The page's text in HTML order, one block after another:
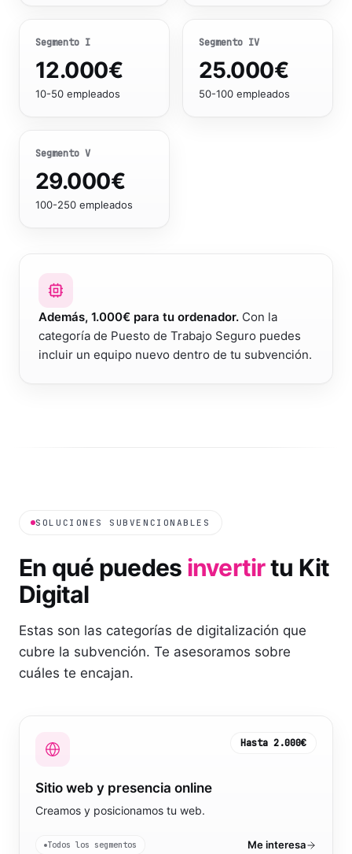
Segmento I
12.000€
10-50 empleados
Segmento IV
25.000€
50-100 empleados
Segmento V
29.000€
100-250 empleados
Además, 1.000€ para tu ordenador. Con la
categoría de Puesto de Trabajo Seguro puedes
incluir un equipo nuevo dentro de tu subvención.
SOLUCIONES SUBVENCIONABLES
En qué puedes invertirtu Kit
Digital
Estas son las categorías de digitalización que
cubre la subvención. Te asesoramos sobre
cuáles te encajan.
Hasta 2.000€
Sitio web y presencia online
Creamos y posicionamos tu web.
Todos los segmentos Me interesa